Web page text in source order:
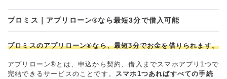
プロミス｜アプリローン®なら最短3分で借入可能
プロミスのアプリローン®なら、最短3分でお金を借りられます。
アプリローン®とは、申込から契約、借入までスマホアプリ1つで
完結できるサービスのことです。 スマホ1つあればすべての手続